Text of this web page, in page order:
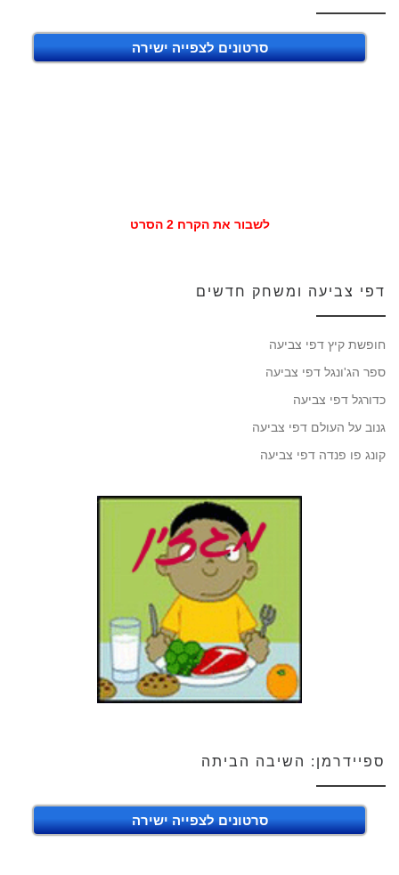
סרטונים לצפייה ישירה
לשבור את הקרח 2 הסרט
דפי צביעה ומשחק חדשים
חופשת קיץ דפי צביעה
ספר הג'ונגל דפי צביעה
כדורגל דפי צביעה
גנוב על העולם דפי צביעה
קונג פו פנדה דפי צביעה
ספיידרמן: השיבה הביתה
סרטונים לצפייה ישירה